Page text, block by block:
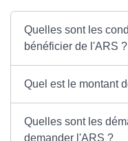
Quelles sont les
bénéficier de l'ARS ?
Quel est le montant
Quelles sont les
demander l'ARS ?